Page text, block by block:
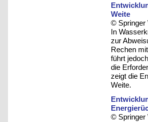
Weite
© Springer
In
zur
Rechen
führt
die
zeigt die
Weite.
© Springer